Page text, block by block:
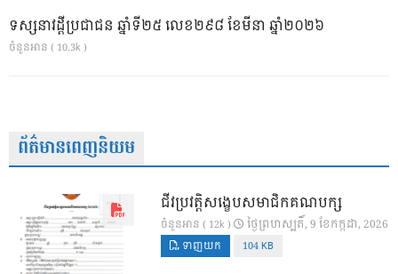
ទស្សនាវដ្ដីប្រជាជន ឆ្នាំទី២៥ លេខ២៩៨ ខែមីនា ឆ្នាំ២០២៦
ចំនួនអាន ( 10.3k )
ព័ត៌មានពេញនិយម
ជីវប្រវត្តិសង្ខេបសមាជិកគណបក្ស
ចំនួនអាន ( 12k ) ថ្ងៃ​ព្រហស្បតិ៍, 9 ខែ​កក្កដា, 2026
ទាញយក 104 KB